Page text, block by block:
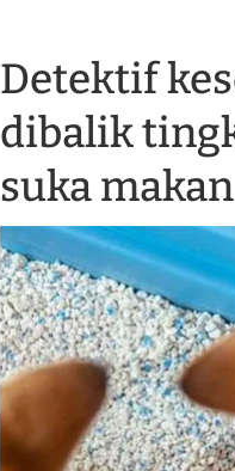
Detektif
dibalik
suka